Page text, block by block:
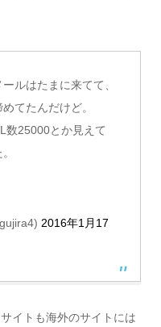
ルはたまに来てて、
てたんだけど。
数25000とか見えて
2016年1月17
イトも海外のサイトには